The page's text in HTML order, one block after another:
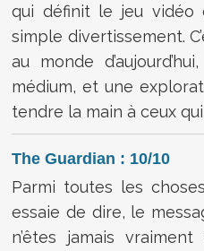
qui définit le jeu vidéo
simple divertissement.
au monde
médium, et une
tendre la main à ceux
The Guardian : 10/10
Parmi toutes les
essaie de dire, le
n’êtes jamais